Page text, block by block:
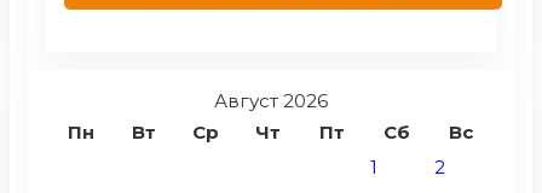
Август 2026
Пн
Вт Ср Чт Пт Сб Вс
1
2